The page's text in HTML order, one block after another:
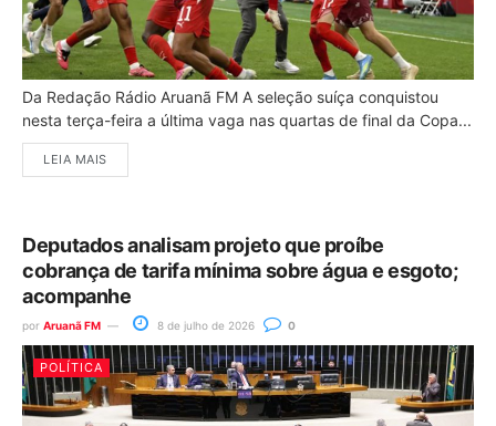
Da Redação Rádio Aruanã FM A seleção suíça conquistou
nesta terça-feira a última vaga nas quartas de final da Copa...
LEIA MAIS
Deputados analisam projeto que proíbe
cobrança de tarifa mínima sobre água e esgoto;
acompanhe
por Aruanã FM 8 de julho de 2026 0
POLÍTICA